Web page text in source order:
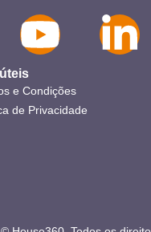
e Condições
de Privacidade